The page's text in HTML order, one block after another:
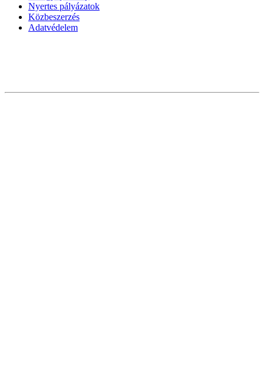
Nyertes pályázatok
Közbeszerzés
Adatvédelem